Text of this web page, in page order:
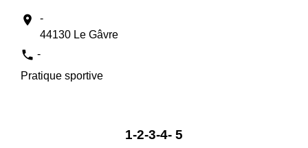
location_on
-
44130 Le Gâvre
phone -
Pratique sportive
1-2-3-4- 5